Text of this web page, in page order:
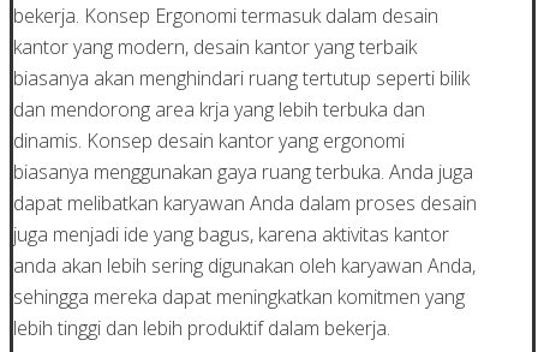
bekerja. Konsep Ergonomi termasuk dalam desain
kantor yang modern, desain kantor yang terbaik
biasanya akan menghindari ruang tertutup seperti bilik
dan mendorong area krja yang lebih terbuka dan
dinamis. Konsep desain kantor yang ergonomi
biasanya menggunakan gaya ruang terbuka. Anda juga
dapat melibatkan karyawan Anda dalam proses desain
juga menjadi ide yang bagus, karena aktivitas kantor
anda akan lebih sering digunakan oleh karyawan Anda,
sehingga mereka dapat meningkatkan komitmen yang
lebih tinggi dan lebih produktif dalam bekerja.